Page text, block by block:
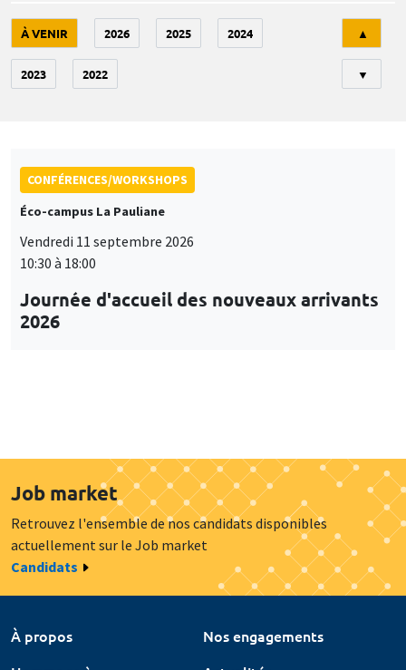
À VENIR 2026 2025 2024
2023 2022
▲
▼
CONFÉRENCES/WORKSHOPS
Éco-campus La Pauliane
Vendredi 11 septembre 2026
10:30 à 18:00
Journée d'accueil des nouveaux arrivants
2026
Job market
Retrouvez l'ensemble de nos candidats disponibles
actuellement sur le Job market
Candidats
À propos
Nos engagements